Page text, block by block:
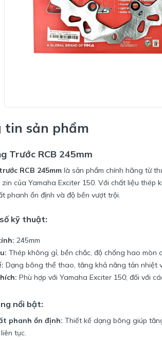
tin sản phẩm
Trước RCB 245mm
RCB 245mm là sản phẩm chính hãng từ
của Yamaha Exciter 150. Với chất liệu
phanh ổn định và độ bền vượt trội.
kỹ thuật:
245mm
Thép không gỉ, bền chắc, độ chống hao mòn
Dạng bông thể thao, tăng khả năng tản nhiệt
Phù hợp với Yamaha Exciter 150; đối với
nổi bật:
phanh ổn định: Thiết kế dạng bông giúp
tục.